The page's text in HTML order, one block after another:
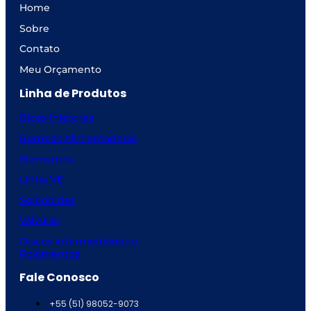
Home
Sobre
Contato
Meu Orçamento
Linha de Produtos
Bicos Injetores
Bombas Alimentadoras
Elementos
Linha VE
Solenóides
Válvulas
Discos intermediários e
Rolamentos
Fale Conosco
+55 (51) 98052-9073